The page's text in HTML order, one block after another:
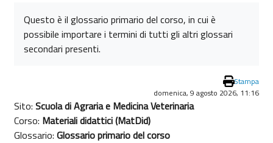
Questo è il glossario primario del corso, in cui è
possibile importare i termini di tutti gli altri glossari
secondari presenti.
Stampa
domenica, 9 agosto 2026, 11:16
Sito: Scuola di Agraria e Medicina Veterinaria
Corso: Materiali didattici (MatDid)
Glossario: Glossario primario del corso